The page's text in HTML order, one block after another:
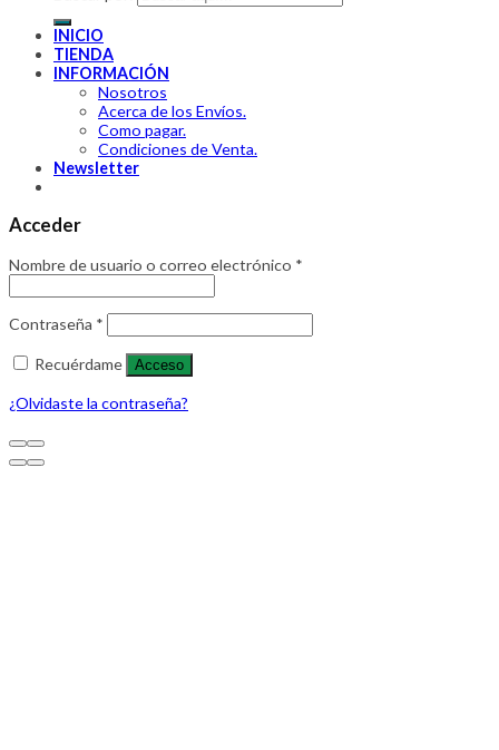
INICIO
TIENDA
INFORMACIÓN
Nosotros
Acerca de los Envíos.
Como pagar.
Condiciones de Venta.
Newsletter
Acceder
Nombre de usuario o correo electrónico *
Contraseña *
Recuérdame Acceso
¿Olvidaste la contraseña?